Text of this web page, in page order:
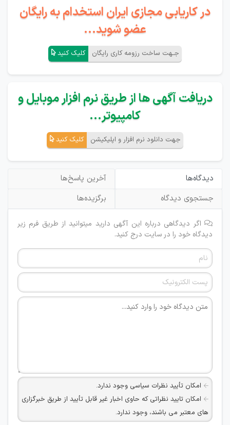
در کاریابی مجازی ایران استخدام به رایگان
عضو شوید...
جـهت ساخت رزومه کاری رایگان کلیک کنید
دریافت آگهی ها از طریق نرم افزار موبایل و
کامپیوتر...
جهت دانلود نرم افزار و اپلیکیشن کلیک کنید
دیدگاه‌ها
آخرین پاسخ‌ها
جستجوی دیدگاه
برگزیده‌ها
اگر دیدگاهی درباره این آگهی دارید میتوانید از طریق فرم زیر
دیدگاه خود را در سایت درج کنید.
امکان تأیید نظرات سیاسی وجود ندارد.
امکان تایید نظراتی که حاوی اخبار غیر قابل تأیید از طریق خبرگزاری
های معتبر می باشند، وجود ندارد.